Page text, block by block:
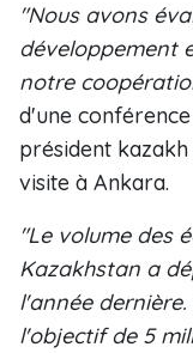
"Nous avons
développement
notre
d'une
président
visite à Ankara.
"Le volume des
Kazakhstan a
l'année
l'objectif de 5